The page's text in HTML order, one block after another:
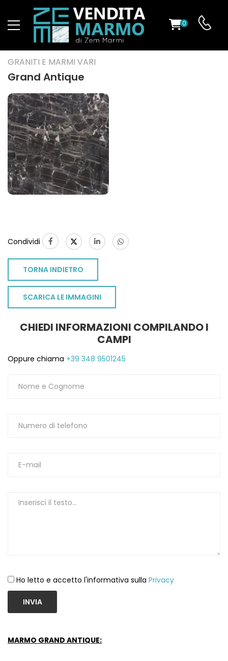
0
GRANITI E MARMI VARI
Grand Antique
Condividi
TORNA INDIETRO
SCARICA LE IMMAGINI
CHIEDI INFORMAZIONI COMPILANDO I
CAMPI
Oppure chiama +39 348 9501245
Ho letto e accetto l'informativa sulla Privacy
INVIA
MARMO GRAND ANTIQUE: